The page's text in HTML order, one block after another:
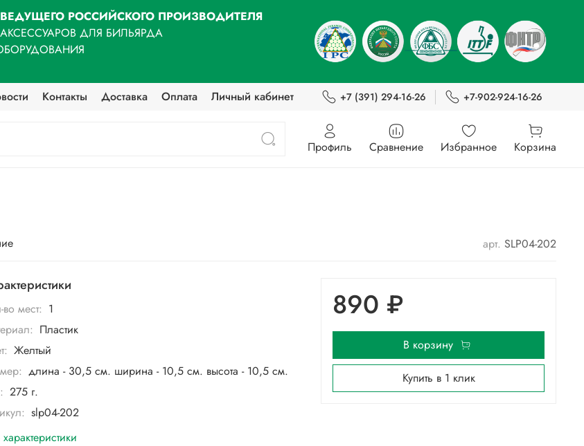
РОССИЙСКОГО ПРОИЗВОДИТЕЛЯ
ДЛЯ БИЛЬЯРДА
Контакты Доставка Оплата Личный кабинет +7 (391) 294-16-26 +7-902-924-16-26
Профиль Сравнение Избранное Корзина
арт. SLP04-202
мест: 1
Пластик
Желтый
длина - 30,5 см. ширина - 10,5 см. высота - 10,5 см.
275 г.
slp04-202
890 ₽
В корзину
Купить в 1 клик